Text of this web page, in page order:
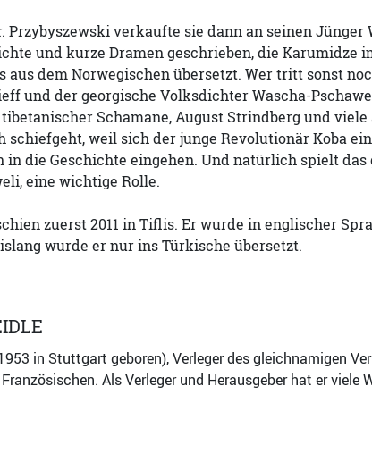
Przybyszewski verkaufte sie dann an seinen
und kurze Dramen geschrieben, die
aus dem Norwegischen übersetzt. Wer tritt sonst
und der georgische Volksdichter Wascha-
Schamane, August Strindberg und
schiefgeht, weil sich der junge Revolutionär Koba
in die Geschichte eingehen. Und natürlich spielt das
eine wichtige Rolle.
zuerst 2011 in Tiflis. Er wurde in englischer
wurde er nur ins Türkische übersetzt.
in Stuttgart geboren), Verleger des gleichnamigen
Als Verleger und Herausgeber hat er